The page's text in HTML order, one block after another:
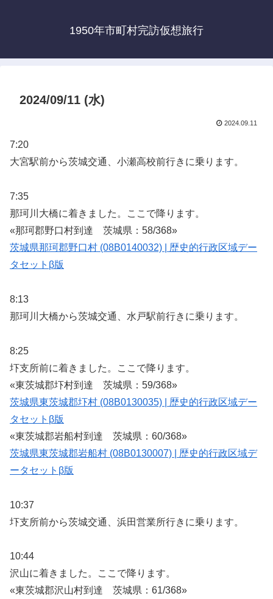
1950年市町村完訪仮想旅行
2024/09/11 (水)
2024.09.11
7:20
大宮駅前から茨城交通、小瀬高校前行きに乗ります。
7:35
那珂川大橋に着きました。ここで降ります。
«那珂郡野口村到達 茨城県：58/368»
茨城県那珂郡野口村 (08B0140032) | 歴史的行政区域デー
タセットβ版
8:13
那珂川大橋から茨城交通、水戸駅前行きに乗ります。
8:25
圷支所前に着きました。ここで降ります。
«東茨城郡圷村到達 茨城県：59/368»
茨城県東茨城郡圷村 (08B0130035) | 歴史的行政区域デー
タセットβ版
«東茨城郡岩船村到達 茨城県：60/368»
茨城県東茨城郡岩船村 (08B0130007) | 歴史的行政区域デ
ータセットβ版
10:37
圷支所前から茨城交通、浜田営業所行きに乗ります。
10:44
沢山に着きました。ここで降ります。
«東茨城郡沢山村到達 茨城県：61/368»